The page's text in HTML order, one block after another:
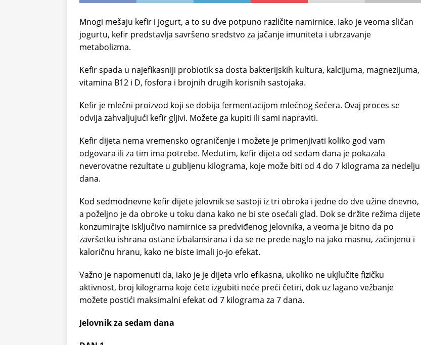
Mnogi mešaju kefir i jogurt, a to su dve potpuno različite namirnice. Iako je veoma sličan
jogurtu, kefir predstavlja savršeno sredstvo za jačanje imuniteta i ubrzavanje
metabolizma.
Kefir spada u najefikasniji probiotik sa dosta bakterijskih kultura, kalcijuma, magnezijuma,
vitamina B12 i D, fosfora i brojnih drugih korisnih sastojaka.
Kefir je mlečni proizvod koji se dobija fermentacijom mlečnog šećera. Ovaj proces se
odvija zahvaljujući kefir gljivi. Možete ga kupiti ili sami napraviti.
Kefir dijeta nema vremensko ograničenje i možete je primenjivati koliko god vam
odgovara ili za tim ima potrebe. Međutim, kefir dijeta od sedam dana je pokazala
neverovatne rezultate u gubljenu kilograma, koje može biti od 4 do 7 kilograma za nedelju
dana.
Kod sedmodnevne kefir dijete jelovnik se sastoji iz tri obroka i jedne do dve užine dnevno,
a poželjno je da obroke u toku dana kako ne bi ste osećali glad. Dok se držite režima dijete
konzumirajte isključivo namirnice sa predviđenog jelovnika, a veoma je bitno da po
završetku ishrana ostane izbalansirana i da se ne pređe naglo na jako masnu, začinjenu i
kaloričnu hranu, kako ne biste imali jo-jo efekat.
Važno je napomenuti da, iako je je dijeta vrlo efikasna, ukoliko ne ukjlučite fizičku
aktivnost, broj kilograma koje ćete izgubiti neće preći četiri, dok uz lagano vežbanje
možete postići maksimalni efekat od 7 kilograma za 7 dana.
Jelovnik za sedam dana